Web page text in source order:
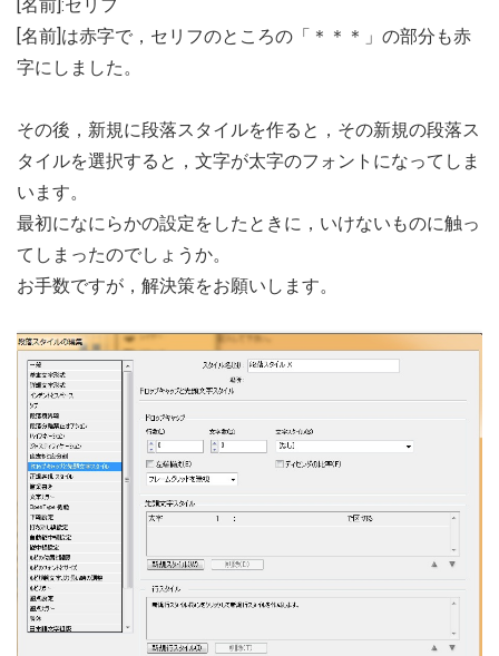
[名前]:セリフ
[名前]は赤字で，セリフのところの「＊＊＊」の部分も赤
字にしました。
その後，新規に段落スタイルを作ると，その新規の段落ス
タイルを選択すると，文字が太字のフォントになってしま
います。
最初になにらかの設定をしたときに，いけないものに触っ
てしまったのでしょうか。
お手数ですが，解決策をお願いします。